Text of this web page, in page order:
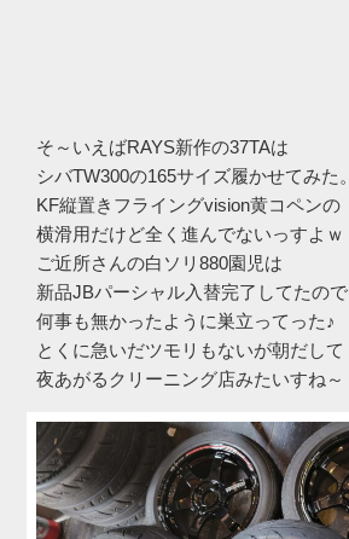
そ～いえばRAYS新作の37TAは
シバTW300の165サイズ履かせてみた。
KF縦置きフライングvision黄コペンの
横滑用だけど全く進んでないっすよｗ
ご近所さんの白ソリ880園児は
新品JBパーシャル入替完了してたので
何事も無かったように巣立ってった♪
とくに急いだツモリもないが朝だして
夜あがるクリーニング店みたいすね～